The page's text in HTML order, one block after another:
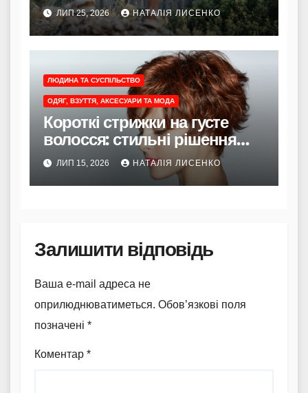
трекінгові штани?
ЛИП 25, 2026 НАТАЛІЯ ЛИСЕНКО
ЛЮДИНА ТА СУСПІЛЬСТВО
ОДЯГ, ВЗУТТЯ, АКСЕСУАРИ ТА МОДА
Короткі стрижки на густе
волосся: стильні рішення
для легкості та об’єму
ЛИП 15, 2026 НАТАЛІЯ ЛИСЕНКО
Залишити відповідь
Ваша e-mail адреса не
оприлюднюватиметься. Обов’язкові поля
позначені *
Коментар *